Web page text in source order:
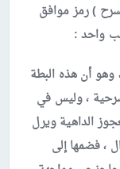
) رمز موافق
واحد :
وهو أن هذه البطة
، وليس في
الداهية ويرل
، فضمها إلى